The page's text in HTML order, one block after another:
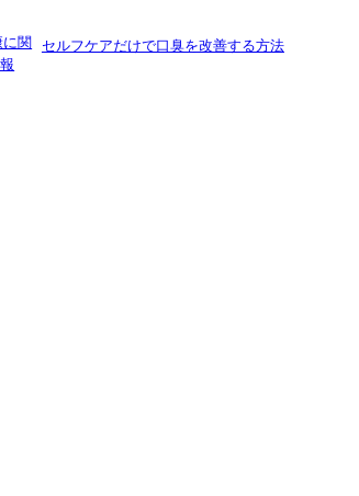
セルフケアだけで口臭を改善する方法